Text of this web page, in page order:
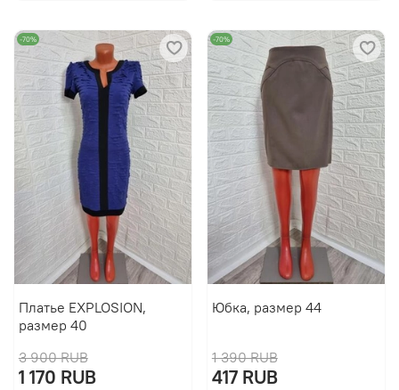
-70%
Платье EXPLOSION,
размер 40
3 900 RUB
1 170 RUB
-70%
Юбка, размер 44
1 390 RUB
417 RUB